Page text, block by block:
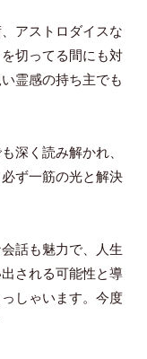
アストロダイスな
切ってる間にも対
霊感の持ち主でも
深く読み解かれ、
ず一筋の光と解決
話も魅力で、人生
される可能性と導
しゃいます。今度